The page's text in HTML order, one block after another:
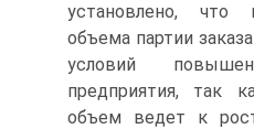
установлено, что
объема партии
условий
предприятия, так
объем ведет к